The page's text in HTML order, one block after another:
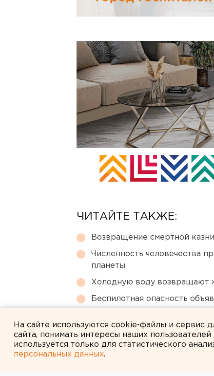
ЧИТАЙТЕ ТАКЖЕ:
Возвращение смертной
Численность человечества
планеты
Холодную воду возвращают
Беспилотная опасность
На сайте используются cookie-файлы и сервис
сайта, понимать интересы наших
используется только для статистического
персональных данных.